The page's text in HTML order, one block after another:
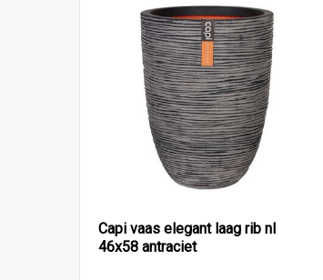
Capi vaas elegant laag rib nl
46x58 antraciet